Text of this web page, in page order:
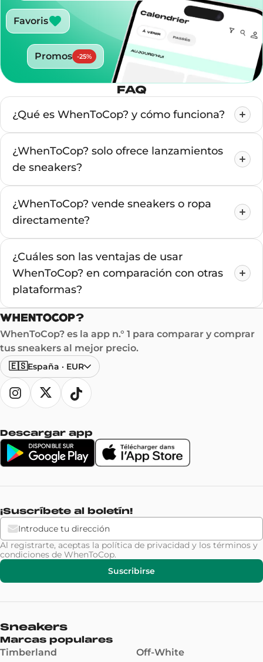
Favoris
Promos -25%
FAQ
¿Qué es WhenToCop? y cómo funciona?
¿WhenToCop? solo ofrece lanzamientos
de sneakers?
¿WhenToCop? vende sneakers o ropa
directamente?
¿Cuáles son las ventajas de usar
WhenToCop? en comparación con otras
plataformas?
WhenToCop? es la app n.° 1 para comparar y comprar
tus sneakers al mejor precio.
🇪🇸España · EUR
Descargar app
¡Suscríbete al boletín!
Al registrarte, aceptas la política de privacidad y los términos y
condiciones de WhenToCop.
Suscribirse
Sneakers
Marcas populares
Timberland
Off-White